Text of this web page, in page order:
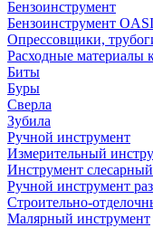
Бензоинструмент
Бензоинструмент
Опрессовщики,
Расходные материалы
Биты
Буры
Сверла
Зубила
Ручной инструмент
Измерительный
Инструмент слесарный
Ручной инструмент
Строительно-
Малярный инструмент